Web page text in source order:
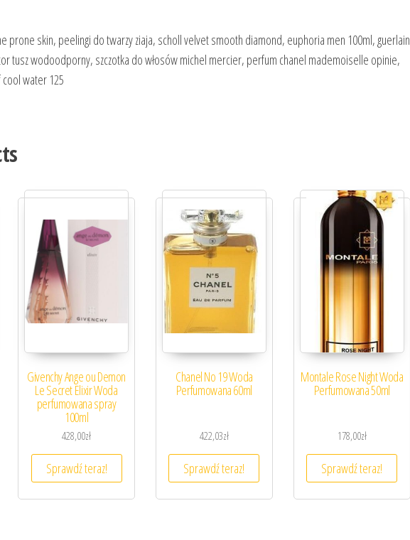
prone skin, peelingi do twarzy ziaja, scholl velvet smooth diamond, euphoria men 100ml, guerlain
tusz wodoodporny, szczotka do włosów michel mercier, perfum chanel mademoiselle opinie,
water 125
Givenchy Ange ou Demon
Le Secret Elixir Woda
perfumowana spray
100ml
428,00zł
Sprawdź teraz!
Chanel No 19 Woda
Perfumowana 60ml
422,03zł
Sprawdź teraz!
Montale Rose Night Woda
Perfumowana 50ml
178,00zł
Sprawdź teraz!